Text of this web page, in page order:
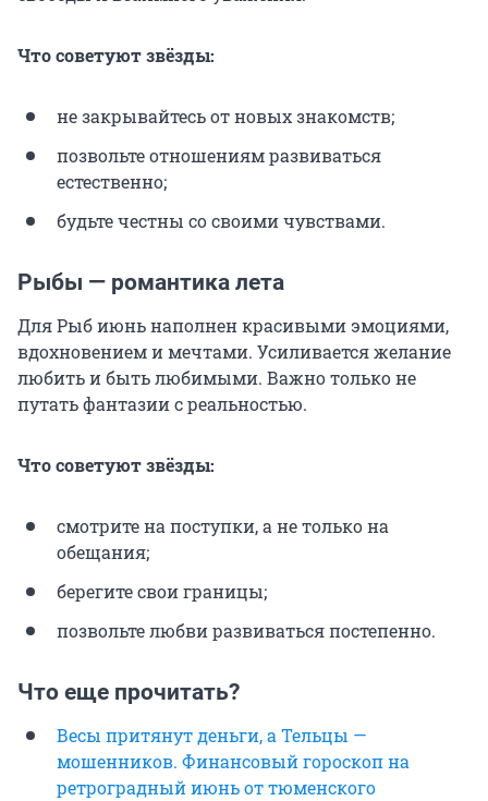
Что советуют звёзды:
не закрывайтесь от новых знакомств;
позвольте отношениям развиваться
естественно;
будьте честны со своими чувствами.
Рыбы — романтика лета
Для Рыб июнь наполнен красивыми эмоциями,
вдохновением и мечтами. Усиливается желание
любить и быть любимыми. Важно только не
путать фантазии с реальностью.
Что советуют звёзды:
смотрите на поступки, а не только на
обещания;
берегите свои границы;
позвольте любви развиваться постепенно.
Что еще прочитать?
Весы притянут деньги, а Тельцы —
мошенников. Финансовый гороскоп на
ретроградный июнь от тюменского